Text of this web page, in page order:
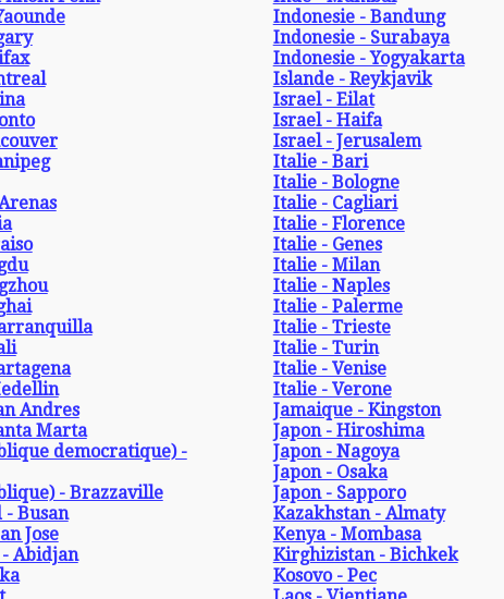
Andres
Marta
democratique) -
- Brazzaville
- Busan
Jose
Abidjan
Indonesie - Bandung
Indonesie - Surabaya
Indonesie - Yogyakarta
Islande - Reykjavik
Israel - Eilat
Israel - Haifa
Israel - Jerusalem
Italie - Bari
Italie - Bologne
Italie - Cagliari
Italie - Florence
Italie - Genes
Italie - Milan
Italie - Naples
Italie - Palerme
Italie - Trieste
Italie - Turin
Italie - Venise
Italie - Verone
Jamaique - Kingston
Japon - Hiroshima
Japon - Nagoya
Japon - Osaka
Japon - Sapporo
Kazakhstan - Almaty
Kenya - Mombasa
Kirghizistan - Bichkek
Kosovo - Pec